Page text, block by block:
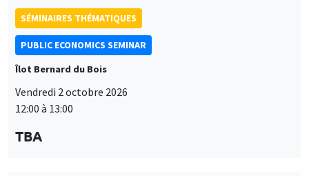
SÉMINAIRES THÉMATIQUES
PUBLIC ECONOMICS SEMINAR
Îlot Bernard du Bois
Vendredi 2 octobre 2026
12:00 à 13:00
TBA